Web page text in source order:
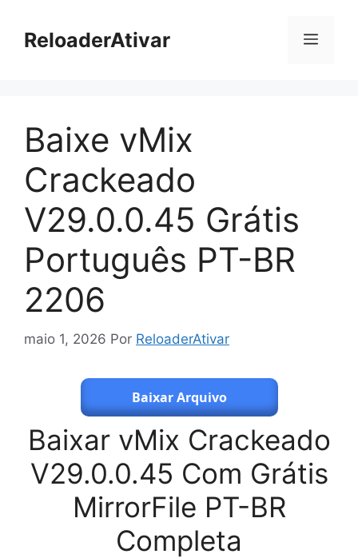
paraReloaderAtivar Menu
Baixe vMix
Crackeado
V29.0.0.45 Grátis
Português PT-BR
2206
maio 1, 2026 Por ReloaderAtivar
Baixar Arquivo
Baixar vMix Crackeado
V29.0.0.45 Com Grátis
MirrorFile PT-BR
Completa